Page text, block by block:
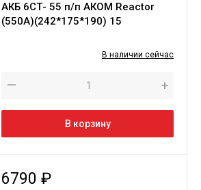
АКБ 6СТ- 55 п/п АКОМ Reactor
(550А)(242*175*190) 15
В наличии сейчас
— +
В корзину
6790 ₽